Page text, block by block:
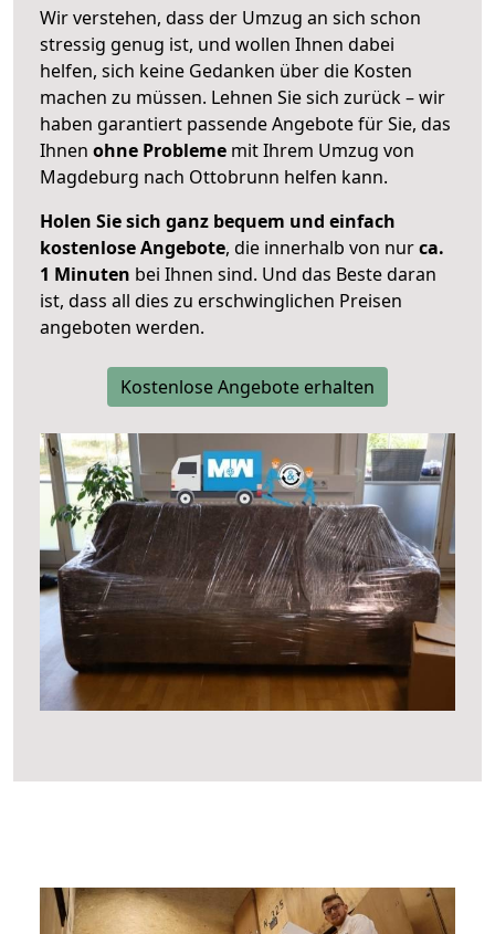
Wir verstehen, dass der Umzug an sich schon
stressig genug ist, und wollen Ihnen dabei
helfen, sich keine Gedanken über die Kosten
machen zu müssen. Lehnen Sie sich zurück – wir
haben garantiert passende Angebote für Sie, das
Ihnen ohne Probleme mit Ihrem Umzug von
Magdeburg nach Ottobrunn helfen kann.
Holen Sie sich ganz bequem und einfach
kostenlose Angebote, die innerhalb von nurca.
1 Minuten bei Ihnen sind. Und das Beste daran
ist, dass all dies zu erschwinglichen Preisen
angeboten werden.
Kostenlose Angebote erhalten